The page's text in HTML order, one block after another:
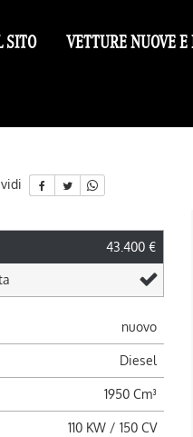
SITO VETTURE NUOVE
43.400 €
nuovo
Diesel
1950 Cm³
110 KW / 150 CV